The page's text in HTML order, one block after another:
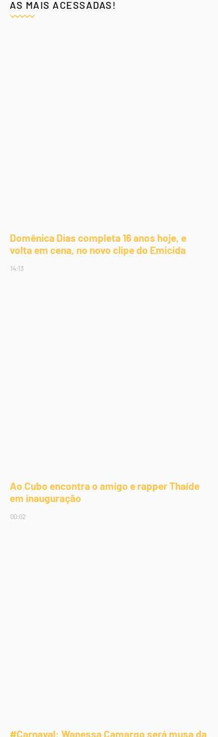
AS MAIS ACESSADAS!
Domênica Dias completa 16 anos hoje, e
volta em cena, no novo clipe do Emicida
14:13
Ao Cubo encontra o amigo e rapper Thaíde
em inauguração
00:02
#Carnaval: Wanessa Camargo será musa da